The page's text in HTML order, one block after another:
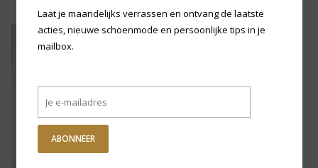
Laat je maandelijks verrassen en ontvang de laatste
acties, nieuwe schoenmode en persoonlijke tips in je
mailbox.
ABONNEER